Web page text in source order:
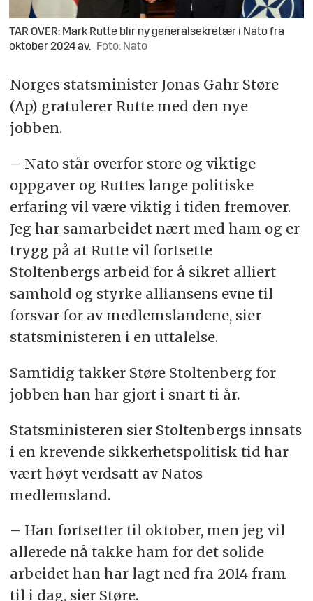
TAR OVER: Mark Rutte blir ny generalsekretær i Nato fra
oktober 2024 av.
Foto: Nato
Norges statsminister Jonas Gahr Støre
(Ap) gratulerer Rutte med den nye
jobben.
– Nato står overfor store og viktige
oppgaver og Ruttes lange politiske
erfaring vil være viktig i tiden fremover.
Jeg har samarbeidet nært med ham og er
trygg på at Rutte vil fortsette
Stoltenbergs arbeid for å sikret alliert
samhold og styrke alliansens evne til
forsvar for av medlemslandene, sier
statsministeren i en uttalelse.
Samtidig takker Støre Stoltenberg for
jobben han har gjort i snart ti år.
Statsministeren sier Stoltenbergs innsats
i en krevende sikkerhetspolitisk tid har
vært høyt verdsatt av Natos
medlemsland.
– Han fortsetter til oktober, men jeg vil
allerede nå takke ham for det solide
arbeidet han har lagt ned fra 2014 fram
til i dag, sier Støre.